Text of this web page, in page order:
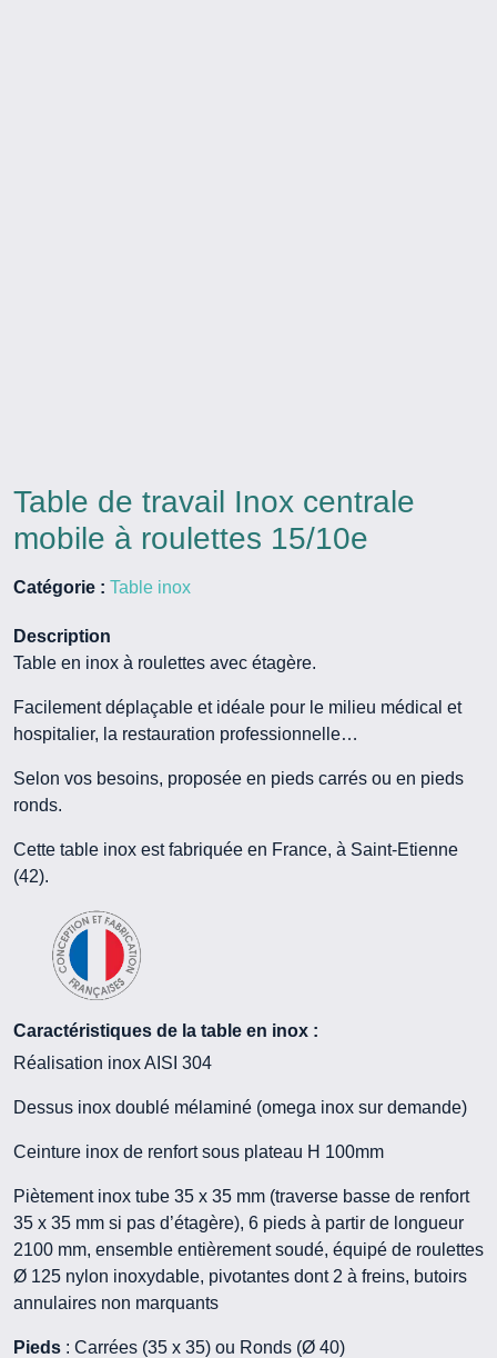
Table de travail Inox centrale
mobile à roulettes 15/10e
Catégorie : Table inox
Description
Table en inox à roulettes avec étagère.
Facilement déplaçable et idéale pour le milieu médical et
hospitalier, la restauration professionnelle…
Selon vos besoins, proposée en pieds carrés ou en pieds
ronds.
Cette table inox est fabriquée en France, à Saint-Etienne
(42).
Caractéristiques de la table en inox :
Réalisation inox AISI 304
Dessus inox doublé mélaminé (omega inox sur demande)
Ceinture inox de renfort sous plateau H 100mm
Piètement inox tube 35 x 35 mm (traverse basse de renfort
35 x 35 mm si pas d’étagère), 6 pieds à partir de longueur
2100 mm, ensemble entièrement soudé, équipé de roulettes
Ø 125 nylon inoxydable, pivotantes dont 2 à freins, butoirs
annulaires non marquants
Pieds : Carrées (35 x 35) ou Ronds (Ø 40)